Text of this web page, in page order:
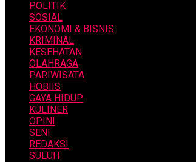
POLITIK
SOSIAL
EKONOMI & BISNIS
KRIMINAL
KESEHATAN
OLAHRAGA
PARIWISATA
HOBIIS
GAYA HIDUP
KULINER
OPINI
SENI
REDAKSI
SULUH